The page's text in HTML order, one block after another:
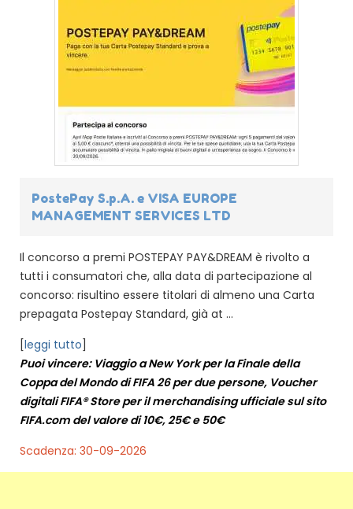
PostePay S.p.A. e VISA EUROPE
MANAGEMENT SERVICES LTD
Il concorso a premi POSTEPAY PAY&DREAM è rivolto a
tutti i consumatori che, alla data di partecipazione al
concorso: risultino essere titolari di almeno una Carta
prepagata Postepay Standard, già at ...
[leggi tutto]
Puoi vincere: Viaggio a New York per la Finale della
Coppa del Mondo di FIFA 26 per due persone, Voucher
digitali FIFA® Store per il merchandising ufficiale sul sito
FIFA.com del valore di 10€, 25€ e 50€
Scadenza: 30-09-2026